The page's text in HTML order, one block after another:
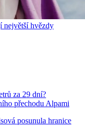
největší hvězdy
za 29 dní?
přechodu Alpami
posunula hranice